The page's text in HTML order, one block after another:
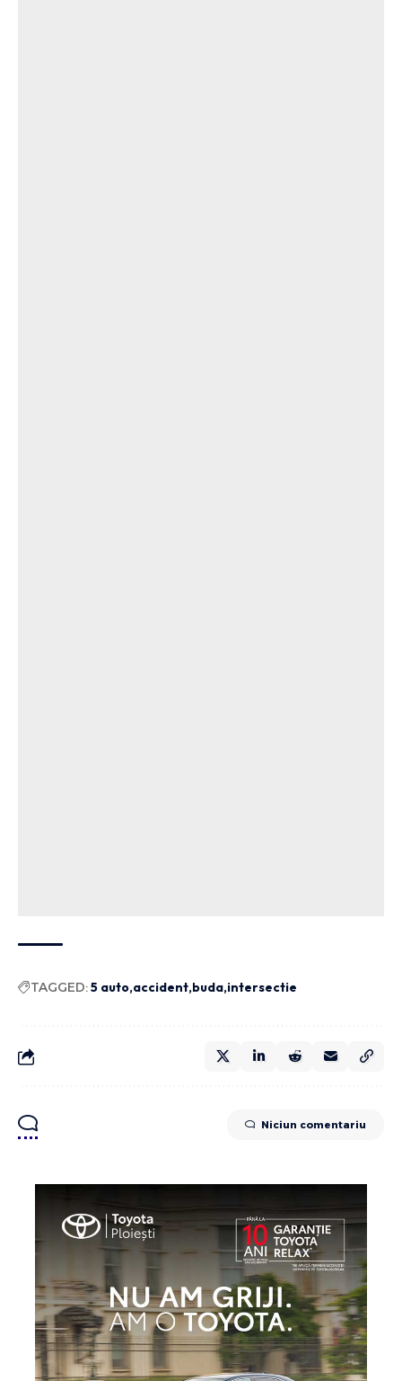
TAGGED:5 auto accident buda intersectie
Niciun comentariu